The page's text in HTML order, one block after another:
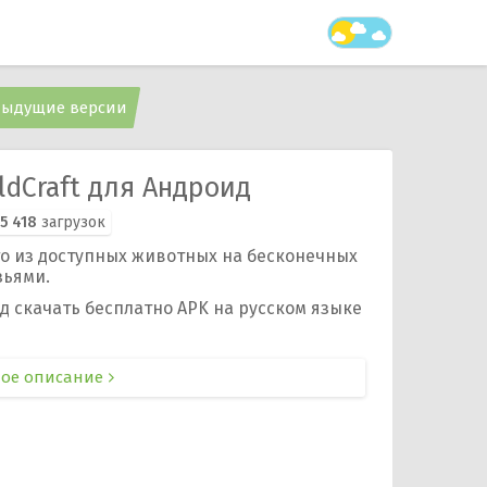
версии
для Андроид
5 418 загрузок
из доступных животных на бесконечных
бесплатно APK на русском языке
описание